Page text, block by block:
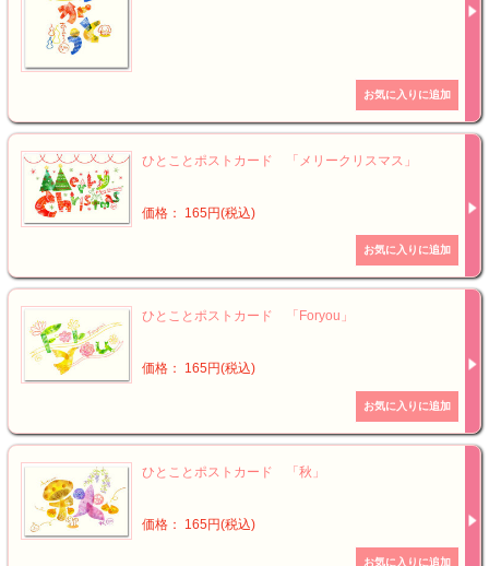
ひとことポストカード 「メリークリスマス」
価格： 165円(税込)
ひとことポストカード 「Foryou」
価格： 165円(税込)
ひとことポストカード 「秋」
価格： 165円(税込)